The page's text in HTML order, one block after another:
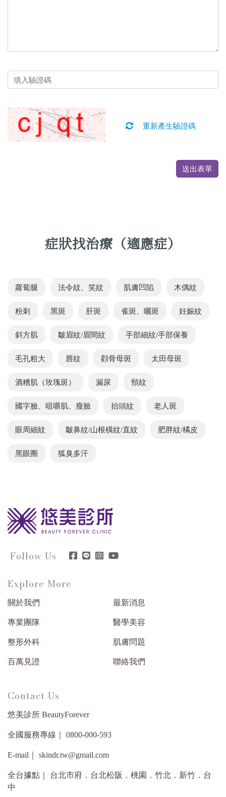
重新產生驗證碼
送出表單
症狀找治療（適應症）
蘿蔔腿 法令紋、笑紋 肌膚凹陷 木偶紋
粉刺 黑斑 肝斑 雀斑、曬斑 妊娠紋
斜方肌 皺眉紋/眉間紋 手部細紋/手部保養
毛孔粗大 唇紋 顴骨母斑 太田母斑
酒糟肌（玫瑰斑） 漏尿 頸紋
國字臉、咀嚼肌、瘦臉 抬頭紋 老人斑
眼周細紋 皺鼻紋/山根橫紋/直紋 肥胖紋/橘皮
黑眼圈 狐臭多汗
Follow Us
Explore More
關於我們 最新消息
專業團隊 醫學美容
整形外科 肌膚問題
百萬見證 聯絡我們
Contact Us
悠美診所 BeautyForever
全國服務專線｜ 0800-000-593
E-mail｜ skindr.tw@gmail.com
全台據點｜ 台北市府．台北松阪．桃園．竹北．新竹．台
中